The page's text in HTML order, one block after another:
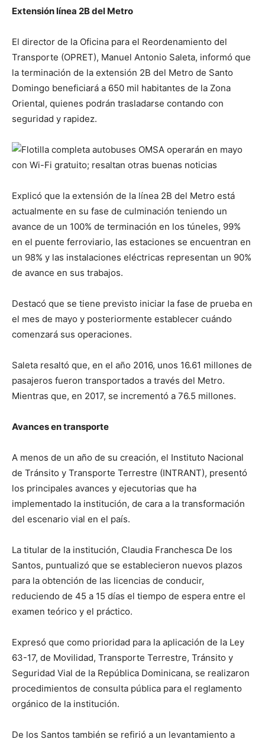
Extensión línea 2B del Metro
El director de la Oficina para el Reordenamiento del
Transporte (OPRET), Manuel Antonio Saleta, informó que
la terminación de la extensión 2B del Metro de Santo
Domingo beneficiará a 650 mil habitantes de la Zona
Oriental, quienes podrán trasladarse contando con
seguridad y rapidez.
Explicó que la extensión de la línea 2B del Metro está
actualmente en su fase de culminación teniendo un
avance de un 100% de terminación en los túneles, 99%
en el puente ferroviario, las estaciones se encuentran en
un 98% y las instalaciones eléctricas representan un 90%
de avance en sus trabajos.
Destacó que se tiene previsto iniciar la fase de prueba en
el mes de mayo y posteriormente establecer cuándo
comenzará sus operaciones.
Saleta resaltó que, en el año 2016, unos 16.61 millones de
pasajeros fueron transportados a través del Metro.
Mientras que, en 2017, se incrementó a 76.5 millones.
Avances en transporte
A menos de un año de su creación, el Instituto Nacional
de Tránsito y Transporte Terrestre (INTRANT), presentó
los principales avances y ejecutorias que ha
implementado la institución, de cara a la transformación
del escenario vial en el país.
La titular de la institución, Claudia Franchesca De los
Santos, puntualizó que se establecieron nuevos plazos
para la obtención de las licencias de conducir,
reduciendo de 45 a 15 días el tiempo de espera entre el
examen teórico y el práctico.
Expresó que como prioridad para la aplicación de la Ley
63-17, de Movilidad, Transporte Terrestre, Tránsito y
Seguridad Vial de la República Dominicana, se realizaron
procedimientos de consulta pública para el reglamento
orgánico de la institución.
De los Santos también se refirió a un levantamiento a